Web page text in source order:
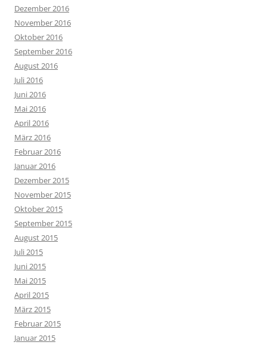
Dezember 2016
November 2016
Oktober 2016
September 2016
August 2016
Juli 2016
Juni 2016
Mai 2016
April 2016
März 2016
Februar 2016
Januar 2016
Dezember 2015
November 2015
Oktober 2015
September 2015
August 2015
Juli 2015
Juni 2015
Mai 2015
April 2015
März 2015
Februar 2015
Januar 2015